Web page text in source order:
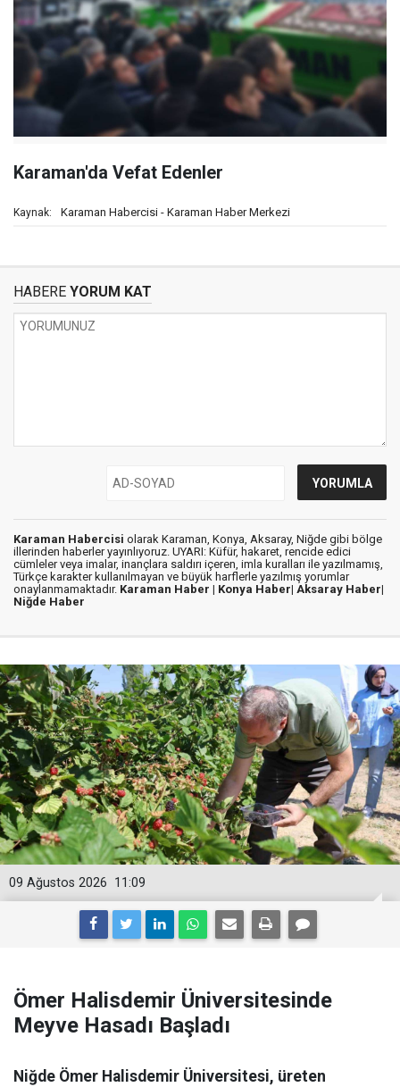
Karaman'da Vefat Edenler
Kaynak: Karaman Habercisi - Karaman Haber Merkezi
HABERE YORUM KAT
Karaman Habercisi olarak Karaman, Konya, Aksaray, Niğde gibi bölge
illerinden haberler yayınlıyoruz. UYARI: Küfür, hakaret, rencide edici
cümleler veya imalar, inançlara saldırı içeren, imla kuralları ile yazılmamış,
Türkçe karakter kullanılmayan ve büyük harflerle yazılmış yorumlar
onaylanmamaktadır. Karaman Haber | Konya Haber| Aksaray Haber|
Niğde Haber
11:09
09 Ağustos 2026
Ömer Halisdemir Üniversitesinde
Meyve Hasadı Başladı
Niğde Ömer Halisdemir Üniversitesi, üreten